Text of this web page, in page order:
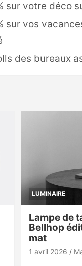
sur votre déco
sur vos
des bureaux
LUMINAIRE
Lampe de
Bellhop
mat
1 avril 2026